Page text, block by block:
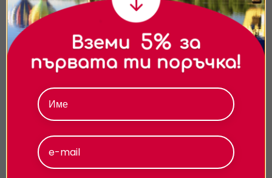
Пакет полет с мотоделтапланер и самолет до
София
комбинирай полет с мотоделтапланер и полет със самолет!
Ако си фен на въздушните приключения, отдели си един цял
ден за две вълнуващи
София 1 час от101.75€ /199 лв.
на сайта и да ви показваме персонализирано
съдържание и реклами. Можете да приемете
всички бисквитки, да откажете всички или да
изберете предпочитания.За повече информация
относно начина, по който обработваме вашите
поверителност.